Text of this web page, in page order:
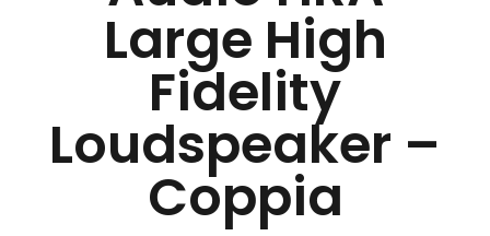
Large High
Fidelity
Loudspeaker –
Coppia